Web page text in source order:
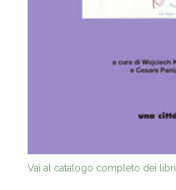
Vai al catalogo completo dei libri